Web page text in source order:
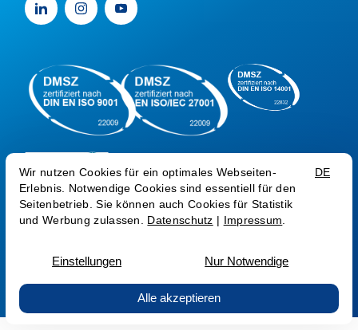
Impressum Datenschutz Trust Center
Sprache: EN
© Medialine AG 2026